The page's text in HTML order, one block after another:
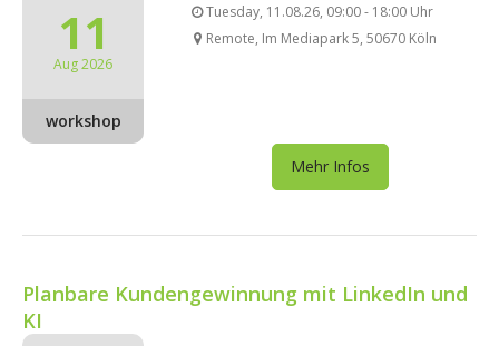
11
Aug 2026
workshop
Tuesday, 11.08.26, 09:00 - 18:00 Uhr
Remote, Im Mediapark 5, 50670 Köln
Mehr Infos
Planbare Kundengewinnung mit LinkedIn und
KI